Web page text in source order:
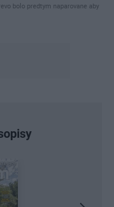
bolo predtym naparovane aby